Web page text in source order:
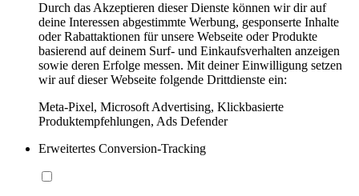
Durch das Akzeptieren dieser Dienste können wir dir auf
deine Interessen abgestimmte Werbung, gesponserte Inhalte
oder Rabattaktionen für unsere Webseite oder Produkte
basierend auf deinem Surf- und Einkaufsverhalten anzeigen
sowie deren Erfolge messen. Mit deiner Einwilligung setzen
wir auf dieser Webseite folgende Drittdienste ein:
Meta-Pixel, Microsoft Advertising, Klickbasierte
Produktempfehlungen, Ads Defender
Erweitertes Conversion-Tracking